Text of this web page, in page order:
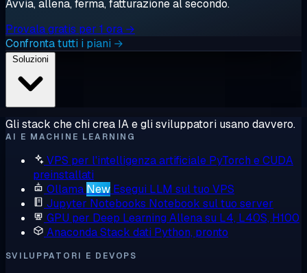
Avvia, allena, ferma, fatturazione al secondo.
Provala gratis per 1 ora →
Confronta tutti i piani →
Gli stack che chi crea IA e gli sviluppatori usano davvero.
AI E MACHINE LEARNING
VPS per l'intelligenza artificiale PyTorch e CUDA
preinstallati
Ollama New Esegui LLM sul tuo VPS
Jupyter Notebooks Notebook sul tuo server
GPU per Deep Learning Allena su L4, L40S, H100
AnacondaStack dati Python, pronto
SVILUPPATORI E DEVOPS